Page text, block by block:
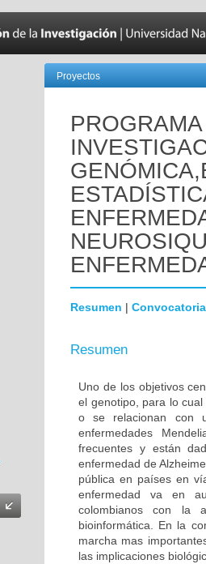
Proyectos
Resumen | Convocatoria
Resumen
Uno de los objetivos
el genotipo, para lo
o se relacionan con
enfermedades
frecuentes y están
enfermedad de
pública en países en
enfermedad va en
colombianos con la
bioinformática. En la
marcha mas
las implicaciones